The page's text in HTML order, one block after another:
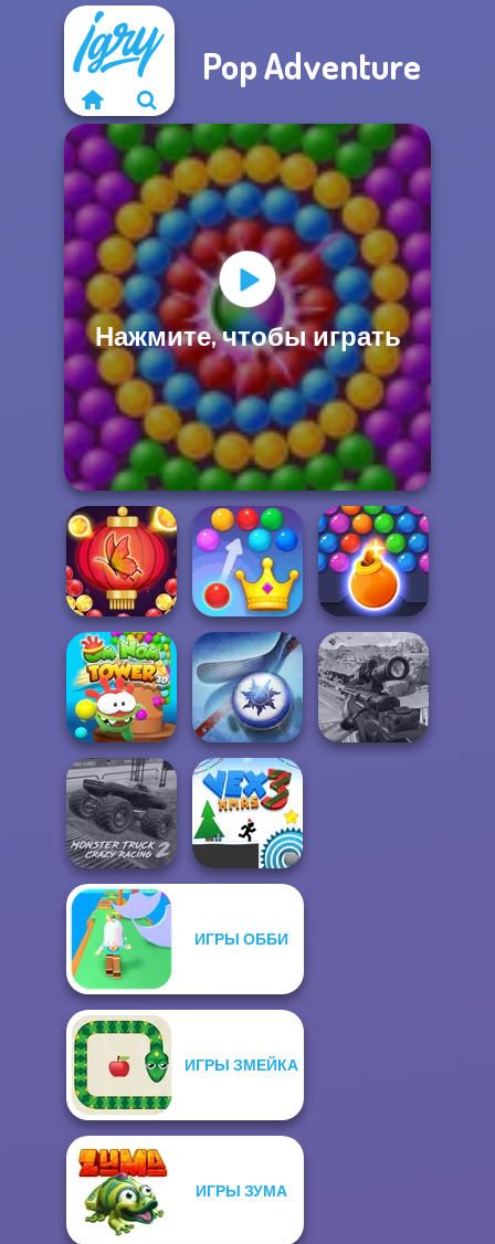
Pop Adventure
Нажмите, чтобы играть
Bubble Shooter
Butterfly
Royal Bubble
Blast
Bubble Shooter
HD 3
Om Nom Tower
3D
Air Hockey Cup
Monster Truck
Crazy Racing 2
ИГРЫ ОББИ
ИГРЫ ЗМЕЙКА
ИГРЫ ЗУМА